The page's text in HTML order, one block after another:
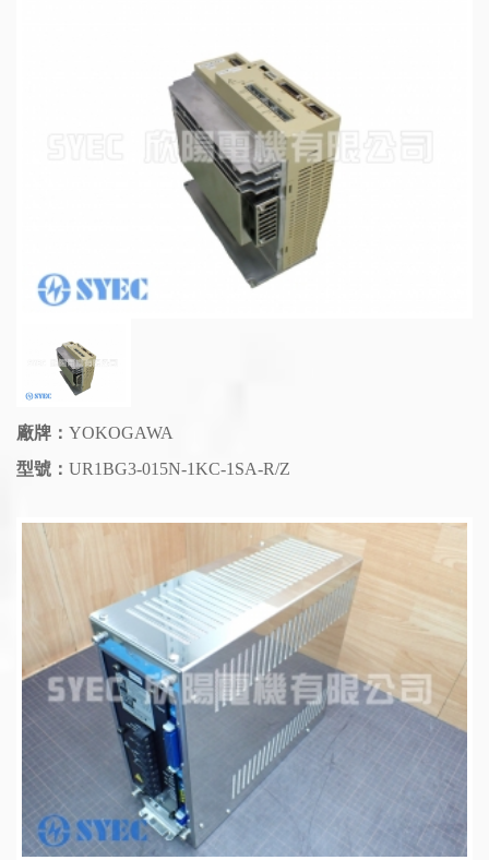
廠牌： YOKOGAWA
型號： UR1BG3-015N-1KC-1SA-R/Z